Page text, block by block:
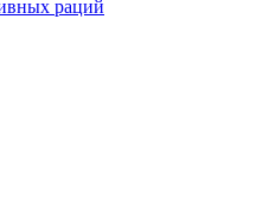
раций